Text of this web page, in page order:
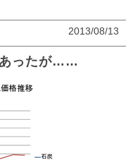
2013/08/13
あったが……